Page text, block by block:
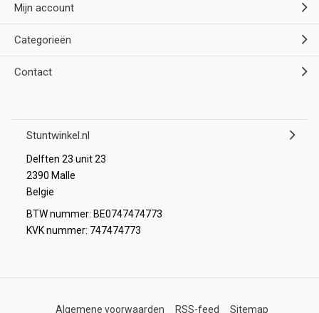
Mijn account
Categorieën
Contact
Stuntwinkel.nl
Delften 23 unit 23
2390 Malle
Belgie
BTW nummer: BE0747474773
KVK nummer: 747474773
Algemene voorwaarden RSS-feed Sitemap